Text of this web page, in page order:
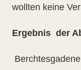
wollten keine
Ergebnis der